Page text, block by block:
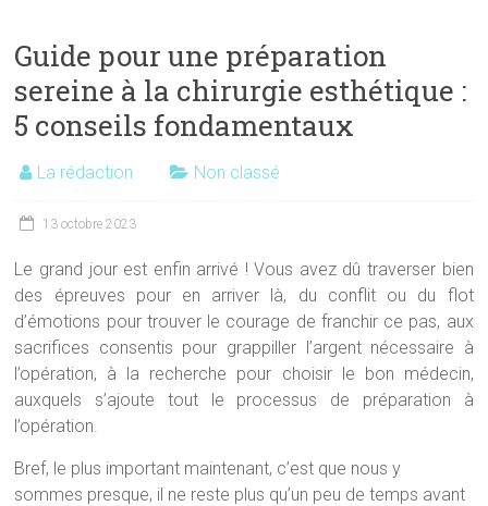
Guide pour une préparation
sereine à la chirurgie esthétique :
5 conseils fondamentaux
La rédaction Non classé
13 octobre 2023
Le grand jour est enfin arrivé ! Vous avez dû traverser bien
des épreuves pour en arriver là, du conflit ou du flot
d’émotions pour trouver le courage de franchir ce pas, aux
sacrifices consentis pour grappiller l’argent nécessaire à
l’opération, à la recherche pour choisir le bon médecin,
auxquels s’ajoute tout le processus de préparation à
l’opération.
Bref, le plus important maintenant, c’est que nous y
sommes presque, il ne reste plus qu’un peu de temps avant